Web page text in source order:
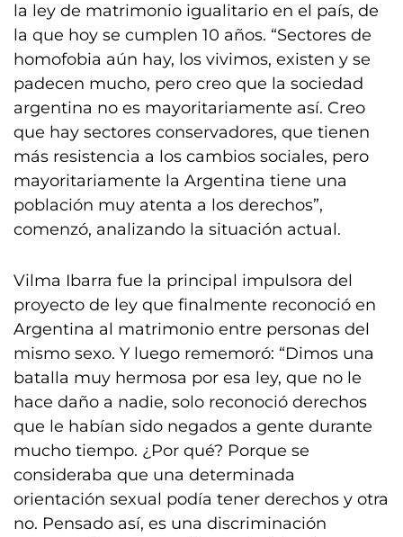
la ley de matrimonio igualitario en el país, de
la que hoy se cumplen 10 años. “Sectores de
homofobia aún hay, los vivimos, existen y se
padecen mucho, pero creo que la sociedad
argentina no es mayoritariamente así. Creo
que hay sectores conservadores, que tienen
más resistencia a los cambios sociales, pero
mayoritariamente la Argentina tiene una
población muy atenta a los derechos”,
comenzó, analizando la situación actual.
Vilma Ibarra fue la principal impulsora del
proyecto de ley que finalmente reconoció en
Argentina al matrimonio entre personas del
mismo sexo. Y luego rememoró: “Dimos una
batalla muy hermosa por esa ley, que no le
hace daño a nadie, solo reconoció derechos
que le habían sido negados a gente durante
mucho tiempo. ¿Por qué? Porque se
consideraba que una determinada
orientación sexual podía tener derechos y otra
no. Pensado así, es una discriminación